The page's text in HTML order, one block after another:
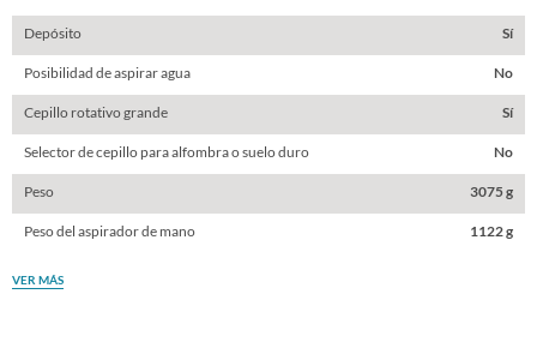
Depósito Sí
Posibilidad de aspirar agua No
Cepillo rotativo grande Sí
Selector de cepillo para alfombra o suelo duro No
Peso 3075 g
Peso del aspirador de mano 1122 g
VER MÁS